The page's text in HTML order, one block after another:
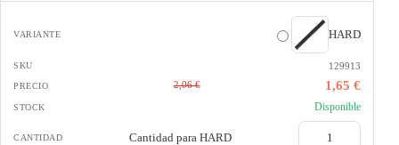
HARD
129913
2,06 €
1,65 €
Disponible
Cantidad para HARD